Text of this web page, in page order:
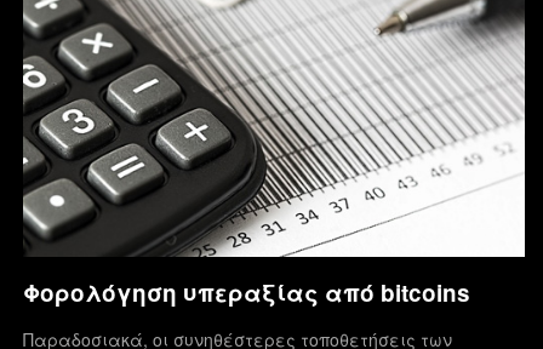
Φορολόγηση υπεραξίας από bitcoins
Παραδοσιακά, οι συνηθέστερες τοποθετήσεις των